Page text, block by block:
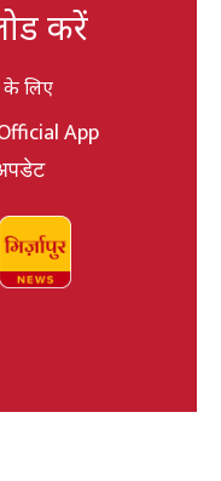
करें
के लिए
App